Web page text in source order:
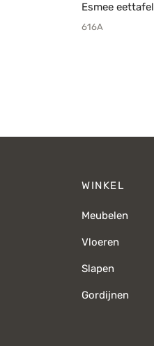
Esmee eettafel
616A
WINKEL
Meubelen
Vloeren
Slapen
Gordijnen